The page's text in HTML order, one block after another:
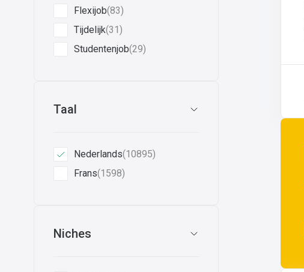
Flexijob(83)
Tijdelijk(31)
Studentenjob(29)
Taal
Nederlands(10895)
Frans(1598)
Niches